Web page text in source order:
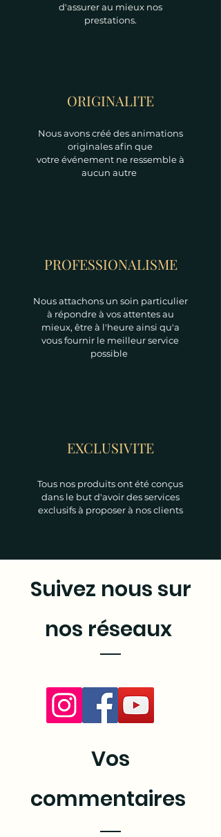
d'assurer au mieux nos
prestations.
ORIGINALITE
Nous avons créé des animations
originales afin que
votre événement ne ressemble à
aucun autre
PROFESSIONALISME
Nous attachons un soin particulier
à répondre à vos attentes au
mieux, être à l'heure ainsi qu'a
vous fournir le meilleur service
possible
EXCLUSIVITE
Tous nos produits ont été conçus
dans le but d'avoir des services
exclusifs à proposer à nos clients
Suivez nous sur
nos réseaux
Vos
commentaires